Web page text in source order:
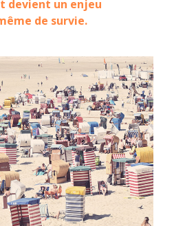
devient un enjeu
de survie.